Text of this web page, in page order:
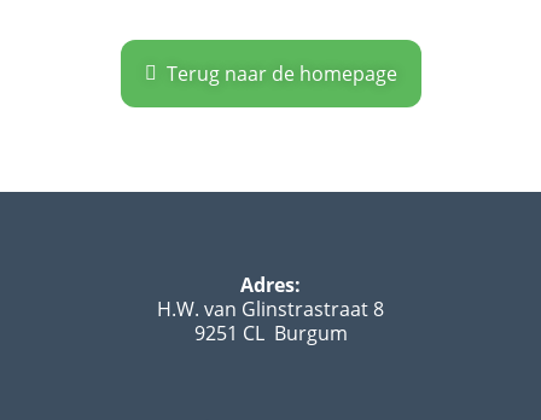
Terug naar de homepage
Adres:
H.W. van Glinstrastraat 8
9251 CL Burgum